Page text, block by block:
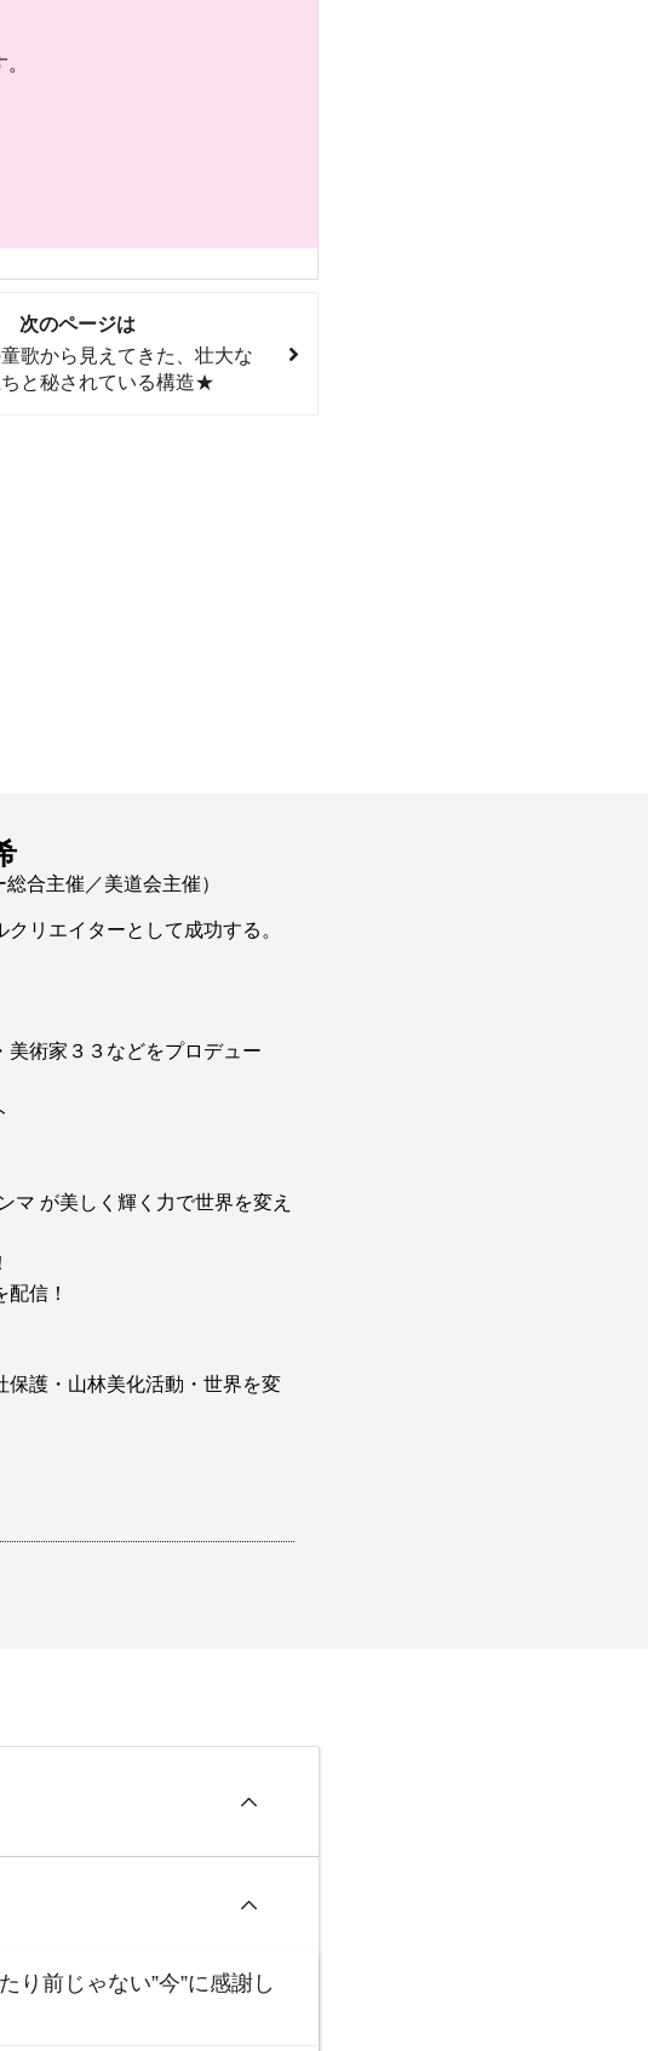
次のページは
歌から見えてきた、壮大な
ちと秘されている構造★
合主催／美道会主催）
リエイターとして成功する。
美術家３３などをプロデュー
マ が美しく輝く力で世界を変え
信！
保護・山林美化活動・世界を変
前じゃない”今”に感謝し